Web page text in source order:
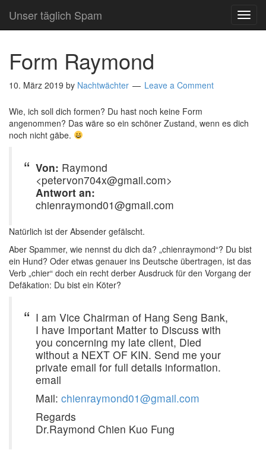
Unser täglich Spam
Form Raymond
10. März 2019 by Nachtwächter Leave a Comment
Wie, ich soll dich formen? Du hast noch keine Form
angenommen? Das wäre so ein schöner Zustand, wenn es dich
noch nicht gäbe.
Von: Raymond
<petervon704x@gmail.com>
Antwort an:
chienraymond01@gmail.com
Natürlich ist der Absender gefälscht.
Aber Spammer, wie nennst du dich da? „chienraymond“? Du bist
ein Hund? Oder etwas genauer ins Deutsche übertragen, ist das
Verb „chier“ doch ein recht derber Ausdruck für den Vorgang der
Defäkation: Du bist ein Köter?
I am Vice Chairman of Hang Seng Bank,
I have Important Matter to Discuss with
you concerning my late client, Died
without a NEXT OF KIN. Send me your
private email for full details information.
email
Mail: chienraymond01@gmail.com
Regards
Dr.Raymond Chien Kuo Fung